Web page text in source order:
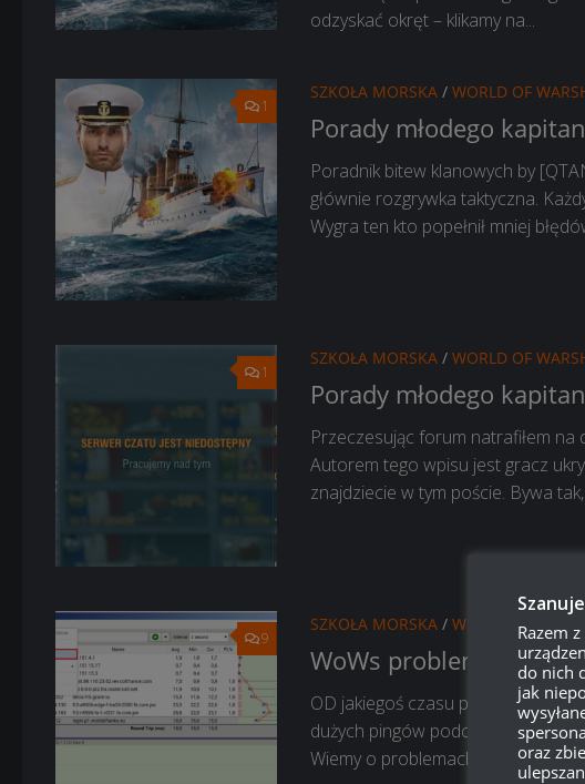
odzyskać okręt – klikamy na...
1
SZKOŁA MORSKA / WORLD OF
Porady młodego
Poradnik bitew klanowych by
głównie rozgrywka taktyczna.
Wygra ten kto popełnił mniej
1
SZKOŁA MORSKA / WORLD OF
Porady młodego
Przeczesując forum natrafiłem na
Autorem tego wpisu jest gracz
znajdziecie w tym poście. Bywa
9
SZKOŁA MORSKA / WORLD OF
WoWs problemy z
OD jakiegoś czasu polscy gracze
dużych pingów podczas gry.
Wiemy o problemach z pingiem.
Razem
do nich
jak
oraz